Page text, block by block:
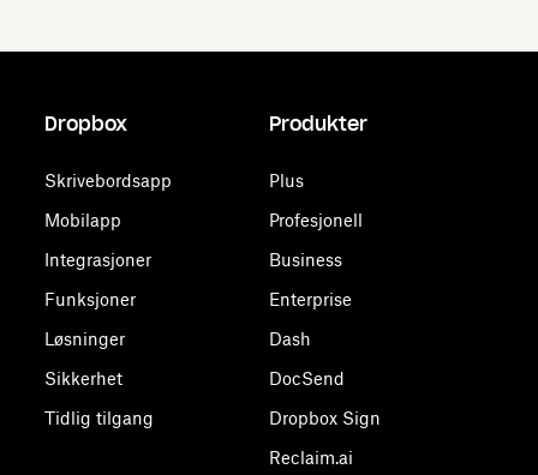
Dropbox
Skrivebordsapp
Mobilapp
Integrasjoner
Funksjoner
Løsninger
Sikkerhet
Tidlig tilgang
Produkter
Plus
Profesjonell
Business
Enterprise
Dash
DocSend
Dropbox Sign
Reclaim.ai